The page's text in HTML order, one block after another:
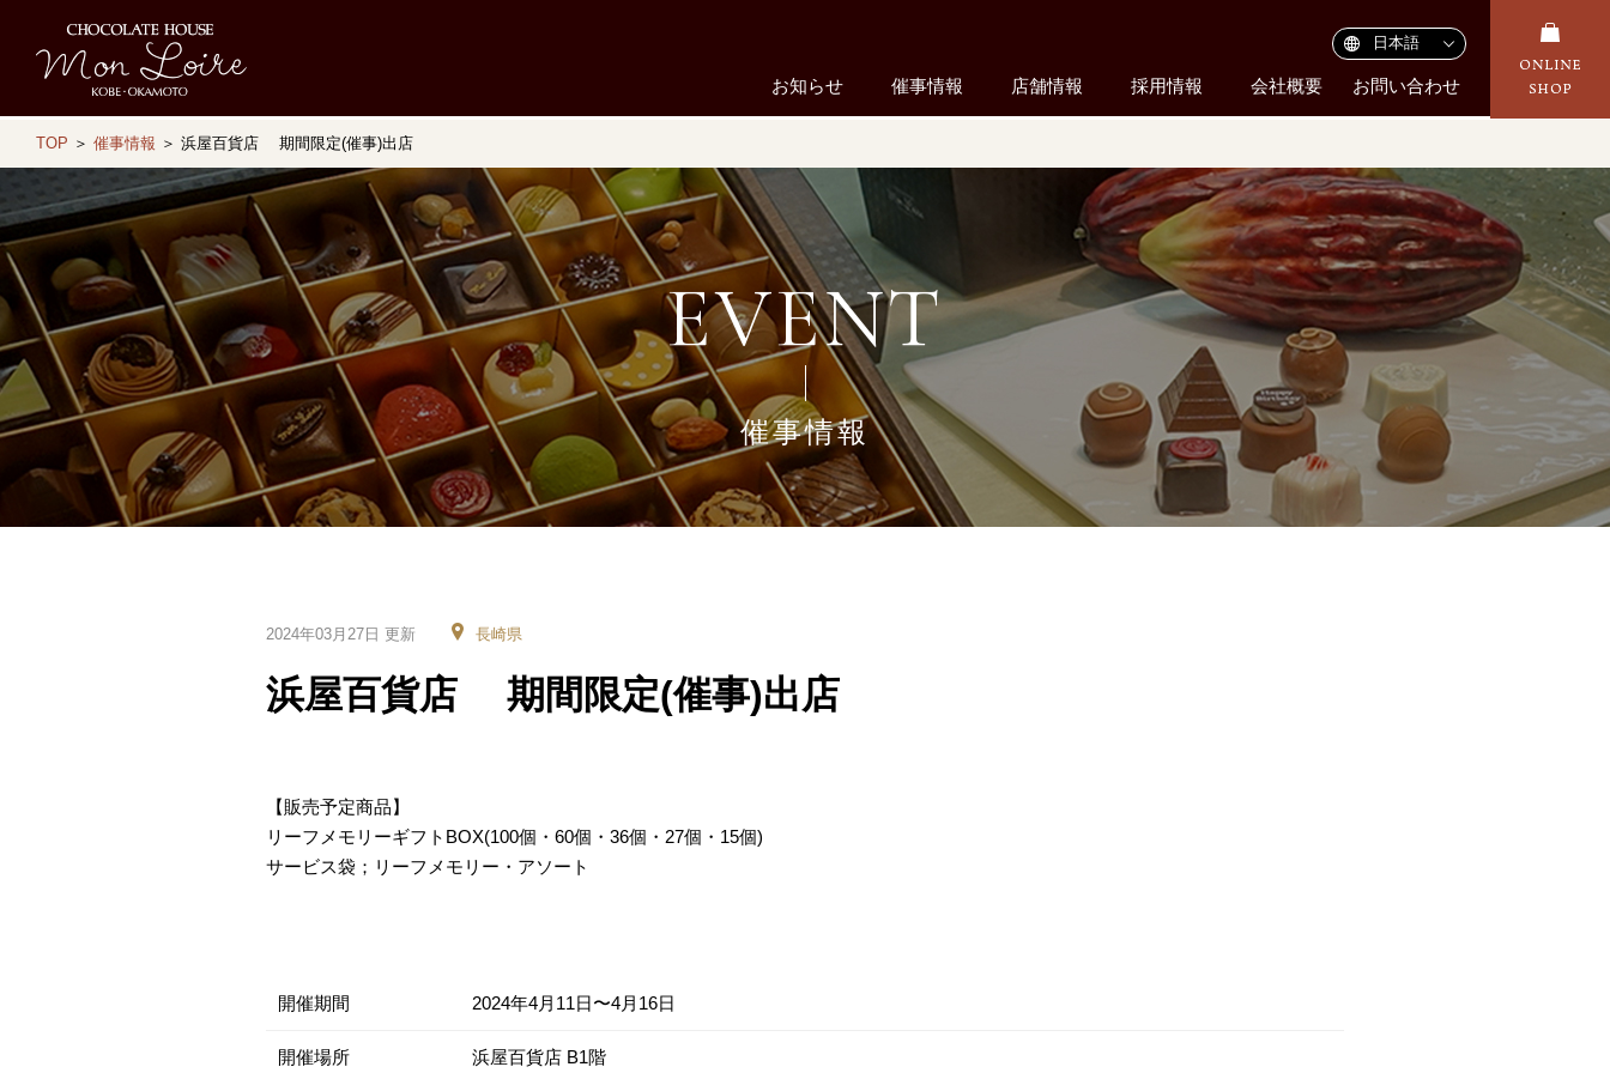
お知らせ 催事情報 店舗情報 採用情報 会社概要 お問い合わせ
TOP ＞ 催事情報 ＞ 浜屋百貨店 期間限定(催事)出店
EVENT
催事情報
2024年03月27日 更新 長崎県
浜屋百貨店 期間限定(催事)出店
【販売予定商品】
リーフメモリーギフトBOX(100個・60個・36個・27個・15個)
サービス袋；リーフメモリー・アソート
開催期間 2024年4月11日〜4月16日
開催場所 浜屋百貨店 B1階